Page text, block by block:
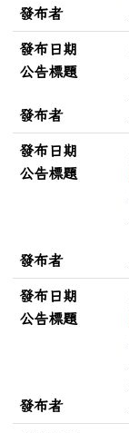
發布者
發布日期
公告標題
發布者
發布日期
公告標題
發布者
發布日期
公告標題
發布者